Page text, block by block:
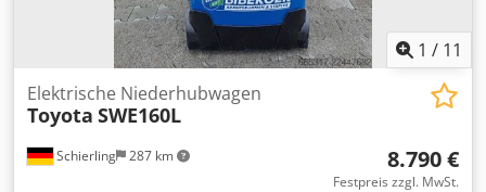
1 / 11
Schierling 287 km
Elektrische Niederhubwagen
Toyota SWE160L
8.790 €
Festpreis zzgl. MwSt.